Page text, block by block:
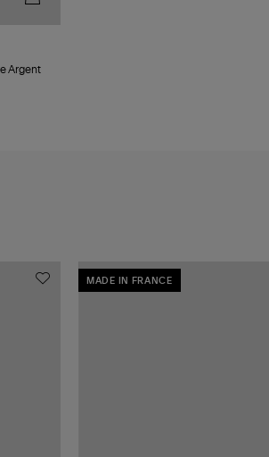
Bracelet Chaîne Aimer, Rêver, Rire Argent
MADE IN FRANCE